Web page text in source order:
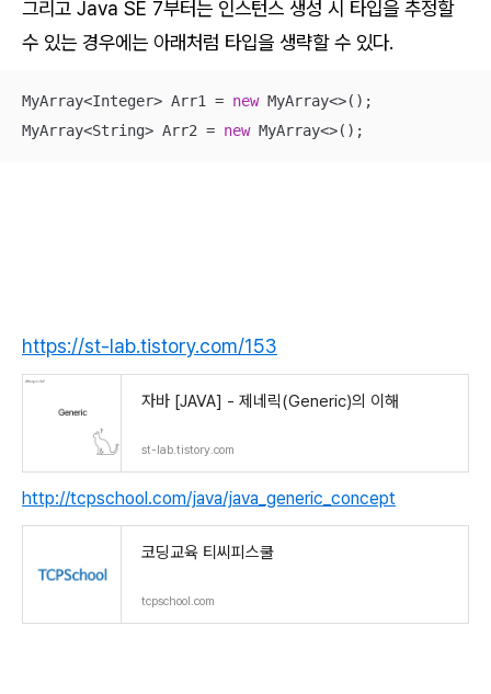
그리고 Java SE 7부터는 인스턴스 생성 시 타입을 추정할
수 있는 경우에는 아래처럼 타입을 생략할 수 있다.
MyArray<Integer> Arr1 = new MyArray<>();
MyArray<String> Arr2 = new MyArray<>();
https://st-lab.tistory.com/153
자바 [JAVA] - 제네릭(Generic)의 이해
st-lab.tistory.com
http://tcpschool.com/java/java_generic_concept
코딩교육 티씨피스쿨
tcpschool.com